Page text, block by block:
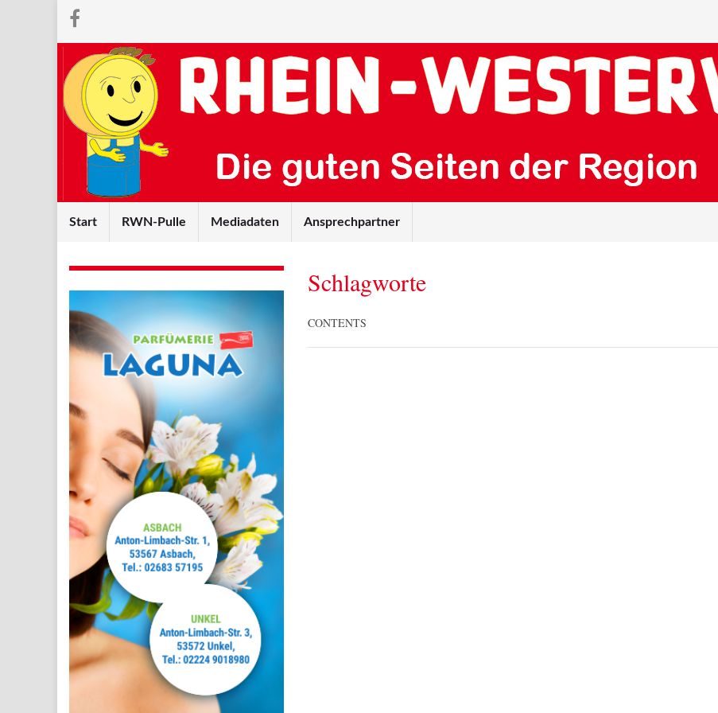
Start RWN-Pulle Mediadaten Ansprechpartner
Schlagworte
CONTENTS